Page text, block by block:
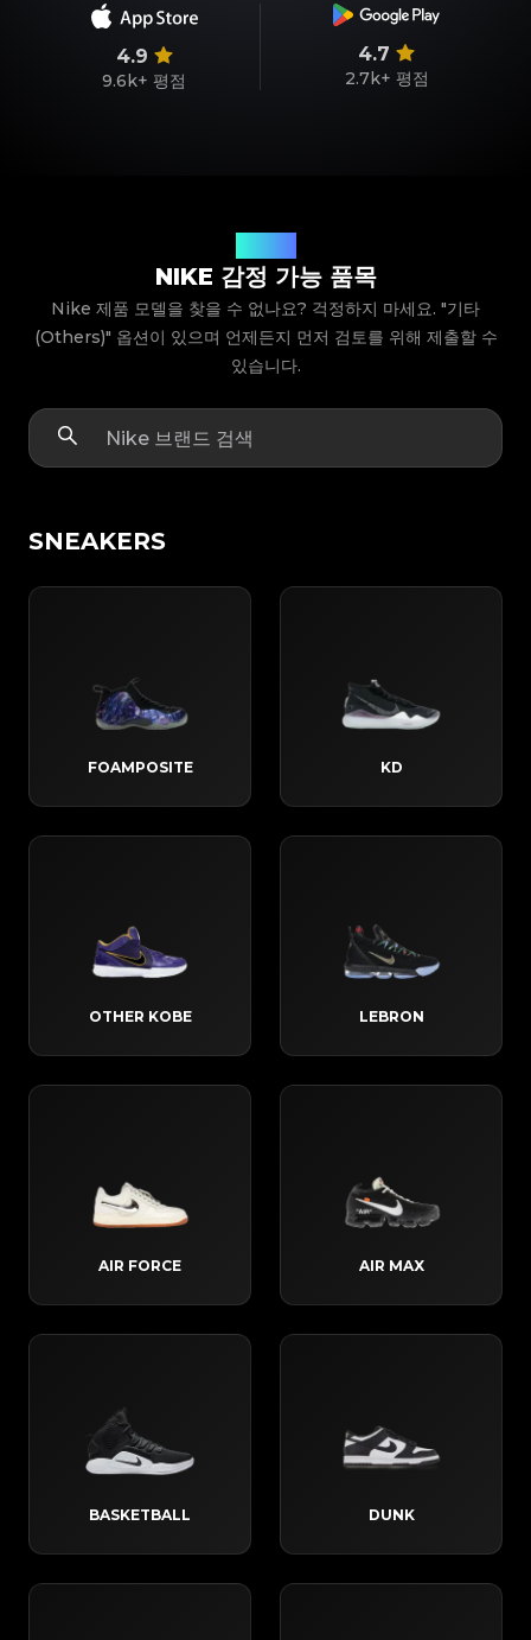
4.9
9.6k+ 평점
4.7
2.7k+ 평점
NIKE 감정 가능 품목
Nike 제품 모델을 찾을 수 없나요? 걱정하지 마세요. "기타
(Others)" 옵션이 있으며 언제든지 먼저 검토를 위해 제출할 수
있습니다.
SNEAKERS
FOAMPOSITE KD
OTHER KOBE LEBRON
AIR FORCE AIR MAX
BASKETBALL DUNK